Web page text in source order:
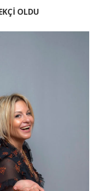
OLDU